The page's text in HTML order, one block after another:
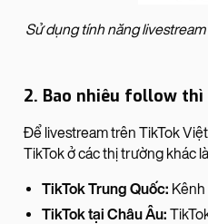
Sử dụng tính năng
2. Bao nhiêu follow
Để livestream trên TikTok
TikTok ở các thị trường khác
TikTok Trung Quốc: Kênh
TikTok tại Châu Âu: